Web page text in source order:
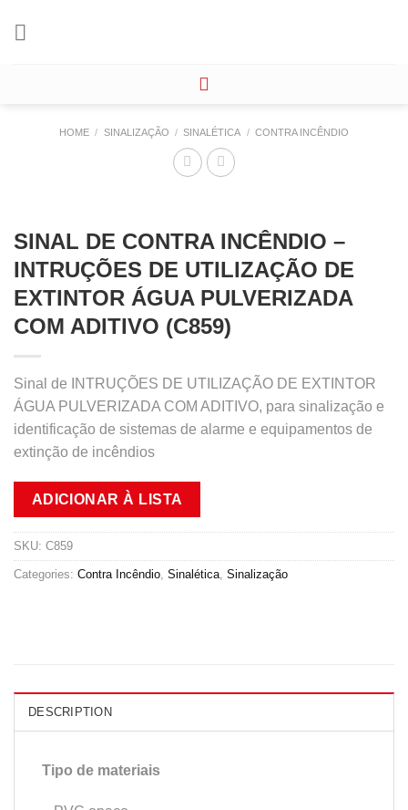
HOME / SINALIZAÇÃO / SINALÉTICA / CONTRA INCÊNDIO
SINAL DE CONTRA INCÊNDIO –
INTRUÇÕES DE UTILIZAÇÃO DE
EXTINTOR ÁGUA PULVERIZADA
COM ADITIVO (C859)
Sinal de INTRUÇÕES DE UTILIZAÇÃO DE EXTINTOR
ÁGUA PULVERIZADA COM ADITIVO, para sinalização e
identificação de sistemas de alarme e equipamentos de
extinção de incêndios
ADICIONAR À LISTA
SKU: C859
Categories: Contra Incêndio Sinalética Sinalização
DESCRIPTION
Tipo de materiais